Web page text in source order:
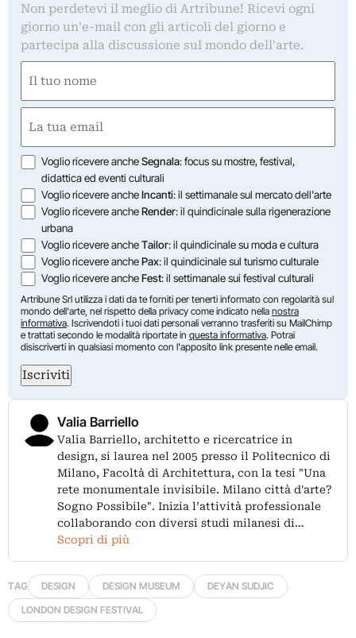
Non perdetevi il meglio di Artribune! Ricevi ogni
giorno un'e-mail con gli articoli del giorno e
partecipa alla discussione sul mondo dell'arte.
(Obbligatorio)
Nome
(Obbligatorio)
Opzioni
Voglio ricevere ancheSegnala: focus su mostre, festival,
didattica ed eventi culturali
Voglio ricevere ancheIncanti: il settimanale sul mercato dell'arte
Voglio ricevere ancheRender: il quindicinale sulla rigenerazione
urbana
Voglio ricevere ancheTailor: il quindicinale su moda e cultura
Voglio ricevere anchePax: il quindicinale sul turismo culturale
Voglio ricevere ancheFest: il settimanale sui festival culturali
Artribune Srl utilizza i dati da te forniti per tenerti informato con regolarità sul
mondo dell'arte, nel rispetto della privacy come indicato nella nostra
informativa. Iscrivendoti i tuoi dati personali verranno trasferiti su MailChimp
e trattati secondo le modalità riportate in questa informativa. Potrai
disiscriverti in qualsiasi momento con l'apposito link presente nelle email.
Iscriviti
Valia Barriello
Valia Barriello, architetto e ricercatrice in
design, si laurea nel 2005 presso il Politecnico di
Milano, Facoltà di Architettura, con la tesi "Una
rete monumentale invisibile. Milano città d'arte?
Sogno Possibile". Inizia l’attività professionale
collaborando con diversi studi milanesi di…
Scopri di più
TAG DESIGN DESIGN MUSEUM
DEYAN SUDJIC
LONDON DESIGN FESTIVAL